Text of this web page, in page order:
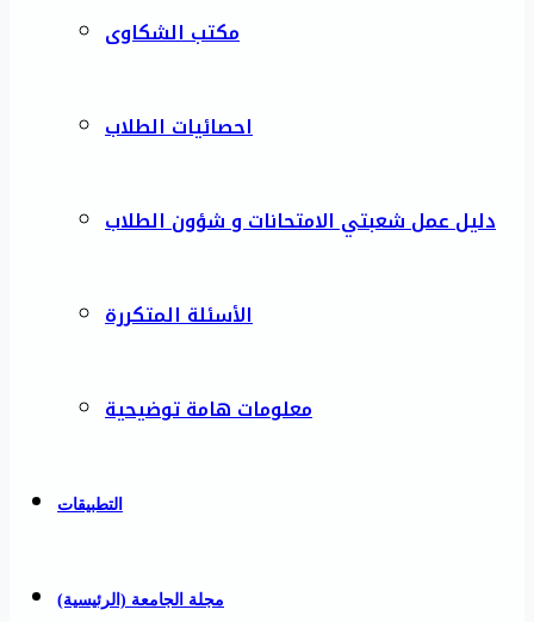
مكتب الشكاوى
احصائيات الطلاب
دليل عمل شعبتي الامتحانات و شؤون الطلاب
الأسئلة المتكررة
معلومات هامة توضيحية
التطبيقات
مجلة الجامعة (الرئيسية)